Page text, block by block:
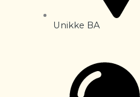
Unikke BA